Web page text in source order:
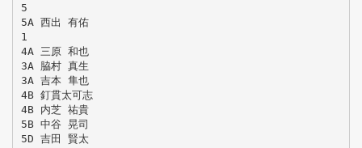
5
5A 西出 有佑
1
4A 三原 和也
3A 脇村 真生
3A 吉本 隼也
4B 釘貫太可志
4B 内芝 祐貴
5B 中谷 晃司
5D 吉田 賢太